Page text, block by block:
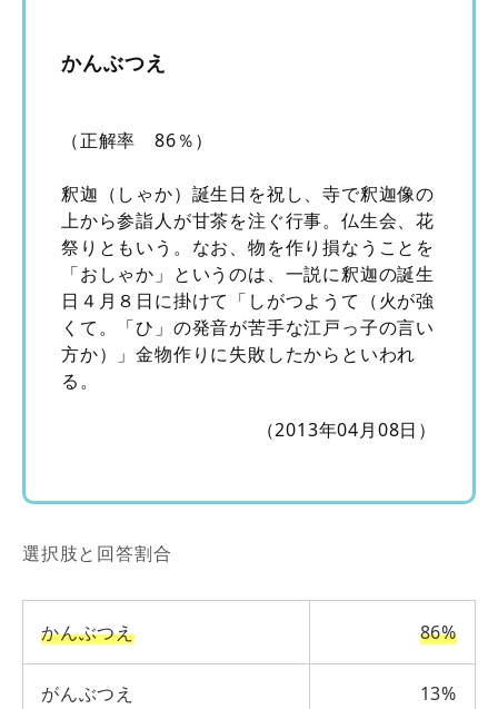
かんぶつえ
（正解率 86％）
釈迦（しゃか）誕生日を祝し、寺で釈迦像の
上から参詣人が甘茶を注ぐ行事。仏生会、花
祭りともいう。なお、物を作り損なうことを
「おしゃか」というのは、一説に釈迦の誕生
日４月８日に掛けて「しがつようて（火が強
くて。「ひ」の発音が苦手な江戸っ子の言い
方か）」金物作りに失敗したからといわれ
る。
（2013年04月08日）
選択肢と回答割合
かんぶつえ 86%
がんぶつえ 13%